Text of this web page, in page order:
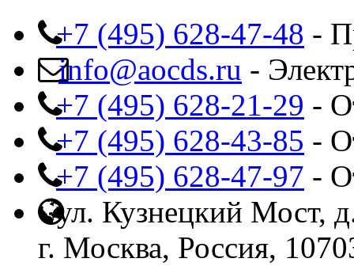
+7 (495) 628-47-48 -
info@aocds.ru -
+7 (495) 628-21-29 -
+7 (495) 628-43-85 -
+7 (495) 628-47-97 -
ул. Кузнецкий Мост,
г. Москва, Россия,